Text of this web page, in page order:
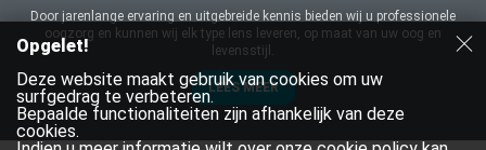
Door jarenlange ervaring en uitgebreide kennis bieden wij u professionele
oogzorg en kunnen wij elk type lens leveren, op maat van uw oog en
levensstijl.
LEES MEER
Opgelet!
Deze website maakt gebruik van cookies om uw
surfgedrag te verbeteren.
Bepaalde functionaliteiten zijn afhankelijk van deze
cookies.